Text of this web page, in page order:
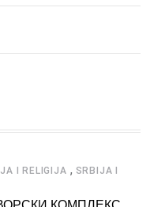
I RELIGIJA , SRBIJA I